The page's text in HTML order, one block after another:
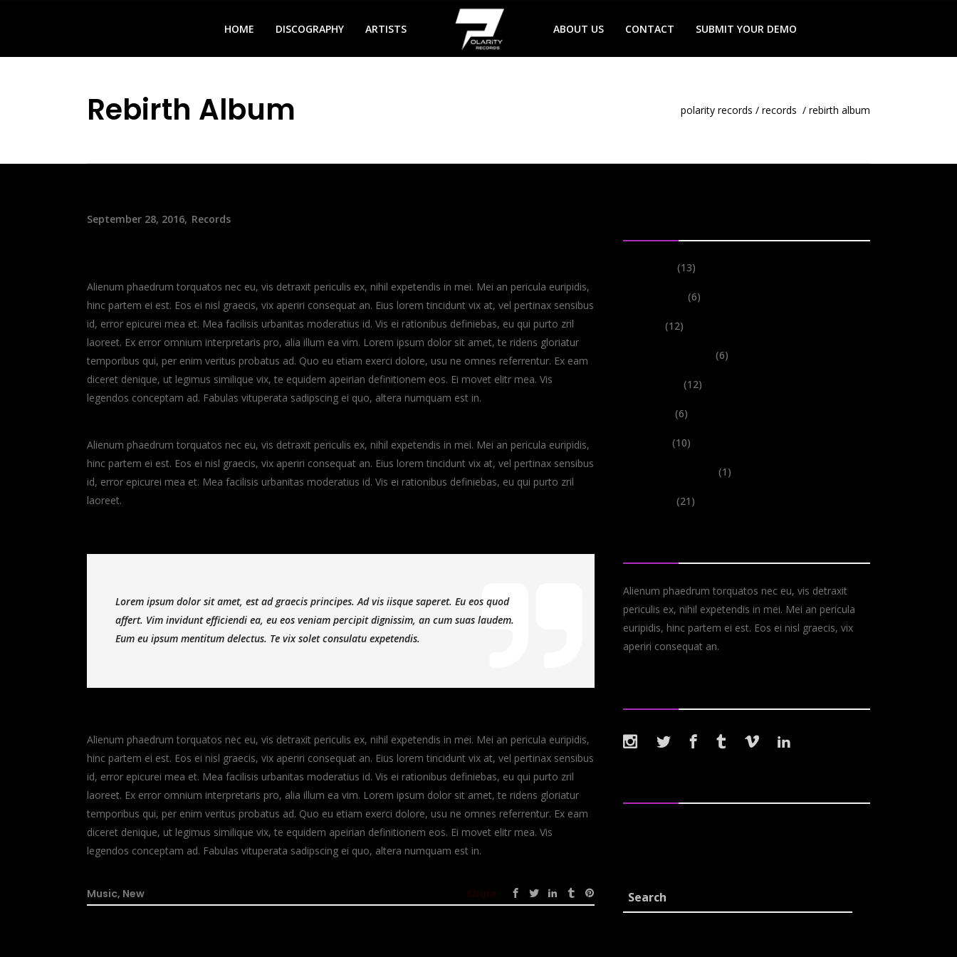
HOME DISCOGRAPHY ARTISTS ABOUT US CONTACT SUBMIT YOUR DEMO
Rebirth Album polarity records / records / rebirth album
September 28, 2016 Records
Alienum phaedrum torquatos nec eu, vis detraxit periculis ex, nihil expetendis in mei. Mei an pericula euripidis,
hinc partem ei est. Eos ei nisl graecis, vix aperiri consequat an. Eius lorem tincidunt vix at, vel pertinax sensibus
id, error epicurei mea et. Mea facilisis urbanitas moderatius id. Vis ei rationibus definiebas, eu qui purto zril
laoreet. Ex error omnium interpretaris pro, alia illum ea vim. Lorem ipsum dolor sit amet, te ridens gloriatur
temporibus qui, per enim veritus probatus ad. Quo eu etiam exerci dolore, usu ne omnes referrentur. Ex eam
diceret denique, ut legimus similique vix, te equidem apeirian definitionem eos. Ei movet elitr mea. Vis
legendos conceptam ad. Fabulas vituperata sadipscing ei quo, altera numquam est in.
Alienum phaedrum torquatos nec eu, vis detraxit periculis ex, nihil expetendis in mei. Mei an pericula euripidis,
hinc partem ei est. Eos ei nisl graecis, vix aperiri consequat an. Eius lorem tincidunt vix at, vel pertinax sensibus
id, error epicurei mea et. Mea facilisis urbanitas moderatius id. Vis ei rationibus definiebas, eu qui purto zril
laoreet.
Lorem ipsum dolor sit amet, est ad graecis principes. Ad vis iisque saperet. Eu eos quod
affert. Vim invidunt efficiendi ea, eu eos veniam percipit dignissim, an cum suas laudem.
Eum eu ipsum mentitum delectus. Te vix solet consulatu expetendis.
Alienum phaedrum torquatos nec eu, vis detraxit periculis ex, nihil expetendis in mei. Mei an pericula euripidis,
hinc partem ei est. Eos ei nisl graecis, vix aperiri consequat an. Eius lorem tincidunt vix at, vel pertinax sensibus
id, error epicurei mea et. Mea facilisis urbanitas moderatius id. Vis ei rationibus definiebas, eu qui purto zril
laoreet. Ex error omnium interpretaris pro, alia illum ea vim. Lorem ipsum dolor sit amet, te ridens gloriatur
temporibus qui, per enim veritus probatus ad. Quo eu etiam exerci dolore, usu ne omnes referrentur. Ex eam
diceret denique, ut legimus similique vix, te equidem apeirian definitionem eos. Ei movet elitr mea. Vis
legendos conceptam ad. Fabulas vituperata sadipscing ei quo, altera numquam est in.
Music, New Share:
(13)
(6)
(12)
(6)
(12)
(6)
(10)
(1)
(21)
Alienum phaedrum torquatos nec eu, vis detraxit
periculis ex, nihil expetendis in mei. Mei an pericula
euripidis, hinc partem ei est. Eos ei nisl graecis, vix
aperiri consequat an.